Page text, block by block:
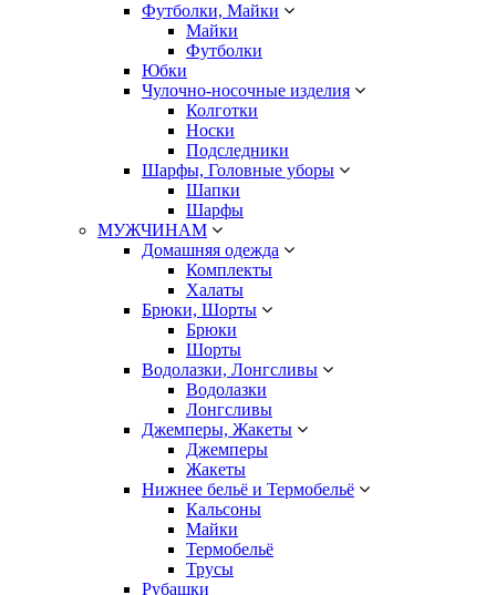
Футболки, Майки
Майки
Футболки
Юбки
Чулочно-носочные изделия
Колготки
Носки
Подследники
Шарфы, Головные уборы
Шапки
Шарфы
МУЖЧИНАМ
Домашняя одежда
Комплекты
Халаты
Брюки, Шорты
Брюки
Шорты
Водолазки, Лонгсливы
Водолазки
Лонгсливы
Джемперы, Жакеты
Джемперы
Жакеты
Нижнее бельё и Термобельё
Кальсоны
Майки
Термобельё
Трусы
Рубашки